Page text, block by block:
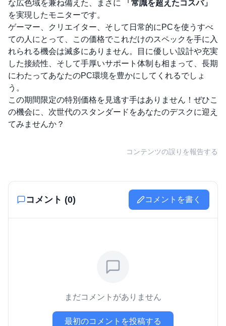
な広色域を兼ね備えた、まさに
「常識を超えたコスパ」
を実現したモニターです。
ゲーマー、クリエイター、そして日常的にPCを使うすべ
ての人にとって、この価格でこれだけのスペックを手に入
れられる機会は滅多にありません。目に優しい設計や充実
した接続性、そして手厚いサポート体制も相まって、長期
にわたってあなたのPC環境を豊かにしてくれるでしょ
う。
この期間限定の特別価格を見逃す手はありません！ぜひこ
の機会に、次世代のスタンダードをあなたのデスクに迎え
てみませんか？
コンテンツの誤りを報告する
コメント (0) コメントを書く
まだコメントがありません
最初のコメントを投稿する